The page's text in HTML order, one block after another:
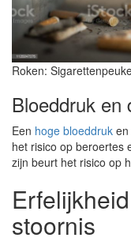
Roken:
Bloeddruk en
Een hoge bloeddruk en
het risico op beroertes
zijn beurt het risico op
stoornis